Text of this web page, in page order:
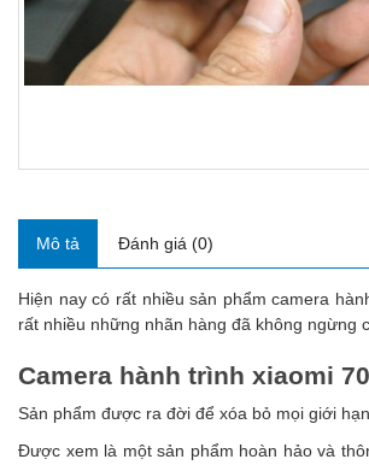
Mô tả Đánh giá (0)
Hiện nay có rất nhiều sản phẩm camera
rất nhiều những nhãn hàng đã không ngừng
Camera hành trình xiaomi
Sản phẩm được ra đời để xóa bỏ mọi giới
Được xem là một sản phẩm hoàn hảo và